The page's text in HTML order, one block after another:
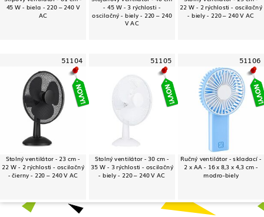
45 W - biela - 220 – 240 V
AC
- 45 W - 3 rýchlosti -
oscilačný - biely - 220 – 240
V AC
22 W - 2 rýchlosti - oscilačný
- biely - 220 – 240 V AC
51104
Stolný ventilátor - 23 cm -
22 W - 2 rýchlosti - oscilačný
- čierny - 220 – 240 V AC
51105
Stolný ventilátor - 30 cm -
35 W - 3 rýchlosti - oscilačný
- biely - 220 – 240 V AC
51106
Ručný ventilátor - skladací -
2 x AA - 16 x 8,3 x 4,3 cm -
modro-biely